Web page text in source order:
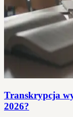
Transkrypcja
2026?